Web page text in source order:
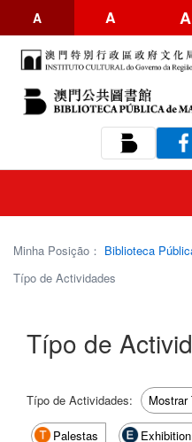
A A A
Minha Posição： Biblioteca
Típo de Actividades
Típo de
Típo de Actividades: Mostrar
Palestas Exhibition